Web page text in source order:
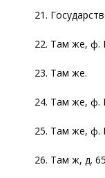
21.
22. Там же, ф.
23. Там же.
24. Там же, ф.
25. Там же, ф.
26. Там ж, д.